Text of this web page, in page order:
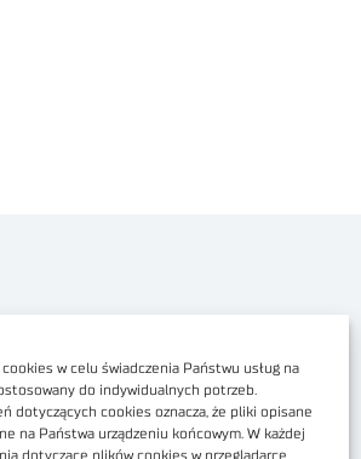
w celu świadczenia Państwu usług na
do indywidualnych potrzeb.
dotyczących cookies oznacza, że pliki opisane
na Państwa urządzeniu końcowym. W każdej
dotyczące plików cookies w przeglądarce